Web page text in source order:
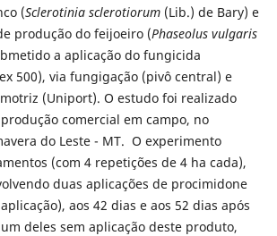
(Sclerotinia sclerotiorum(Lib.) de Bary) e
produção do feijoeiro (Phaseolus vulgaris
a aplicação do fungicida
500), via fungigação (pivô central) e
(Uniport). O estudo foi realizado
comercial em campo, no
do Leste - MT. O experimento
(com 4 repetições de 4 ha cada),
duas aplicações de procimidone
aos 42 dias e aos 52 dias após
deles sem aplicação deste produto,